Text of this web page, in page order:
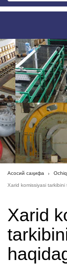
Асосий саҳифа
Xarid komissiyasi
Xarid